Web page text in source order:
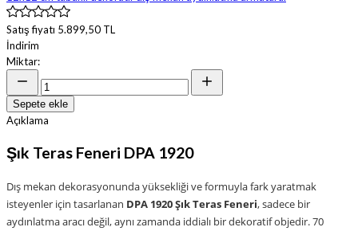
Satış fiyatı 5.899,50 TL
İndirim
Miktar:
Sepete ekle
Açıklama
Şık Teras Feneri DPA 1920
Dış mekan dekorasyonunda yüksekliği ve formuyla fark yaratmak
isteyenler için tasarlanan DPA 1920 Şık Teras Feneri, sadece bir
aydınlatma aracı değil, aynı zamanda iddialı bir dekoratif objedir. 70